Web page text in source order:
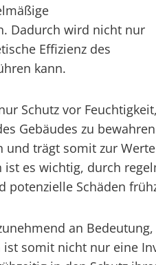
Dadurch wird nicht nur
Effizienz des
kann.
Schutz vor Feuchtigkeit,
Gebäudes zu
trägt somit zur
es wichtig, durch
Schäden
an
somit nicht nur eine